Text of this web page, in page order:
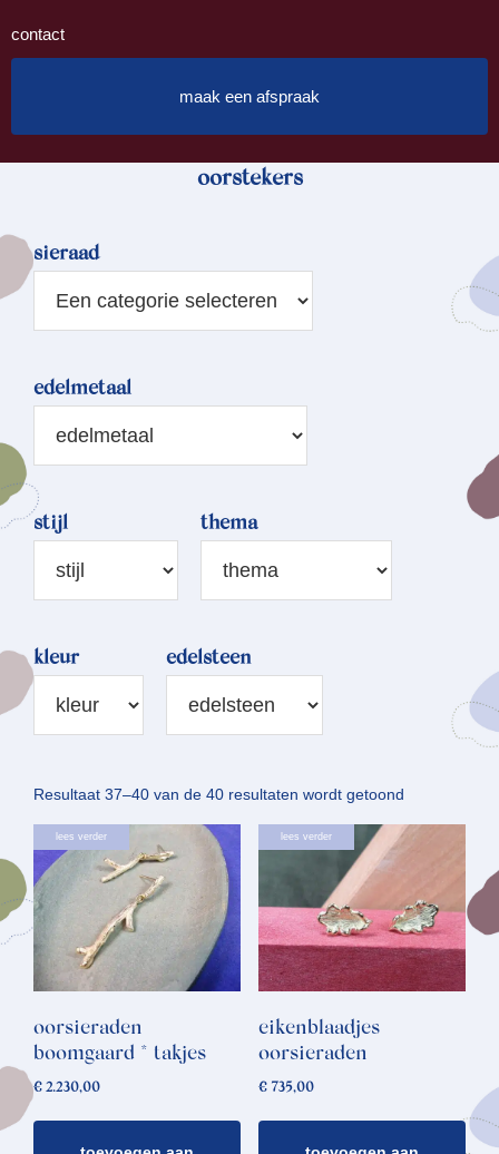
contact
maak een afspraak
oorstekers
sieraad
edelmetaal
stijl thema
kleur edelsteen
Resultaat 37–40 van de 40 resultaten wordt getoond
op
lees verder
oorsieraden
boomgaard * takjes
€ 2.230,00
lees verder
eikenblaadjes
oorsieraden
€735,00